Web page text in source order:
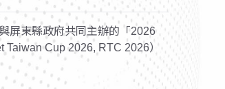
）
屏東縣政府共同主辦的「2026
Taiwan Cup 2026, RTC 2026）